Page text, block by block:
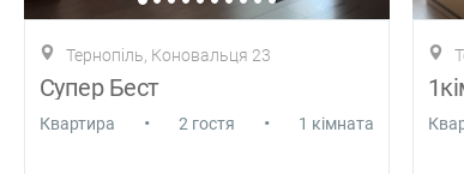
Тернопіль, Коновальця 23
Супер Бест
Квартира • 2 гостя • 1 кімната